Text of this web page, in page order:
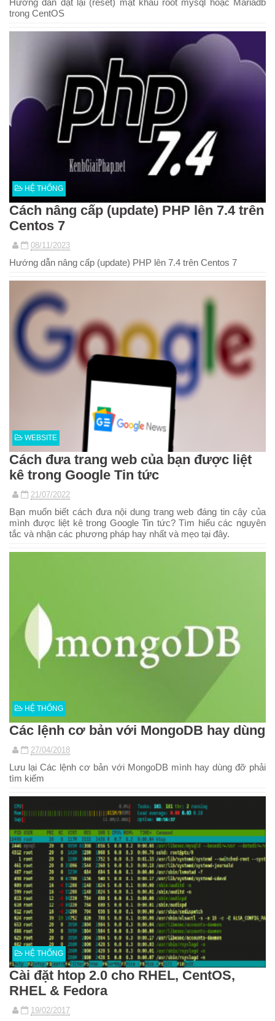
Hướng dẫn đặt lại (reset) mật khẩu root mysql hoặc Mariadb
trong CentOS
HỆ THỐNG
Cách nâng cấp (update) PHP lên 7.4 trên
Centos 7
08/11/2023
Hướng dẫn nâng cấp (update) PHP lên 7.4 trên Centos 7
WEBSITE
Cách đưa trang web của bạn được liệt
kê trong Google Tin tức
21/07/2022
Bạn muốn biết cách đưa nội dung trang web đáng tin cậy của
mình được liệt kê trong Google Tin tức? Tìm hiểu các nguyên
tắc và nhận các phương pháp hay nhất và mẹo tại đây.
HỆ THỐNG
Các lệnh cơ bản với MongoDB hay dùng
27/04/2018
Lưu lại Các lệnh cơ bản với MongoDB mình hay dùng đỡ phải
tìm kiếm
HỆ THỐNG
Cài đặt htop 2.0 cho RHEL, CentOS,
RHEL & Fedora
19/02/2017